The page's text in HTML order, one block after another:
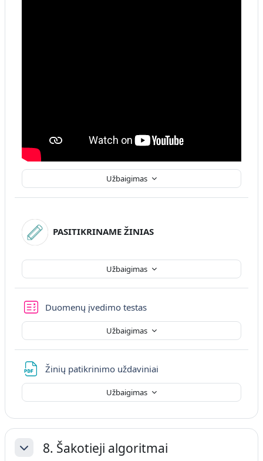
Užbaigimas
Užbaigimas
PASITIKRINAME ŽINIAS
Duomenų įvedimo testas
Užbaigimas
Žinių patikrinimo uždaviniai
Užbaigimas
Sutraukti8. Šakotieji algoritmai